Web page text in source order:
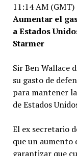
11:14 AM (GMT)
Aumentar el
a Estados
Starmer
Sir Ben Wallace
su gasto de
para mantener
de Estados
El ex secretario
que un aumento
garantizar que